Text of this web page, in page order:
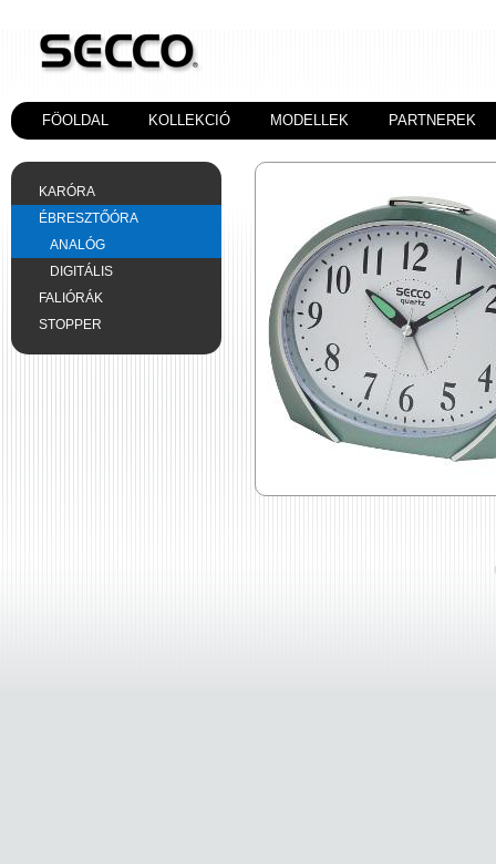
FÖOLDAL KOLLEKCIÓ MODELLEK PARTNEREK
KARÓRA
ÉBRESZTŐÓRA
ANALÓG
DIGITÁLIS
FALIÓRÁK
STOPPER